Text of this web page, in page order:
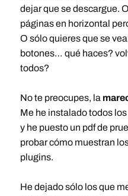
dejar que se descargue.
páginas en horizontal
O sólo quieres que se
botones… qué haces?
todos?
No te preocupes, la
Me he instalado todos
y he puesto un pdf de
probar cómo muestran
plugins.
He dejado sólo los que